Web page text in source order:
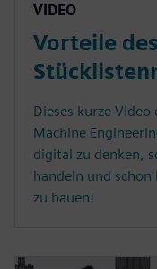
VIDEO
Vorteile
Dieses kurze
Machine
digital zu denken,
handeln und
zu bauen!